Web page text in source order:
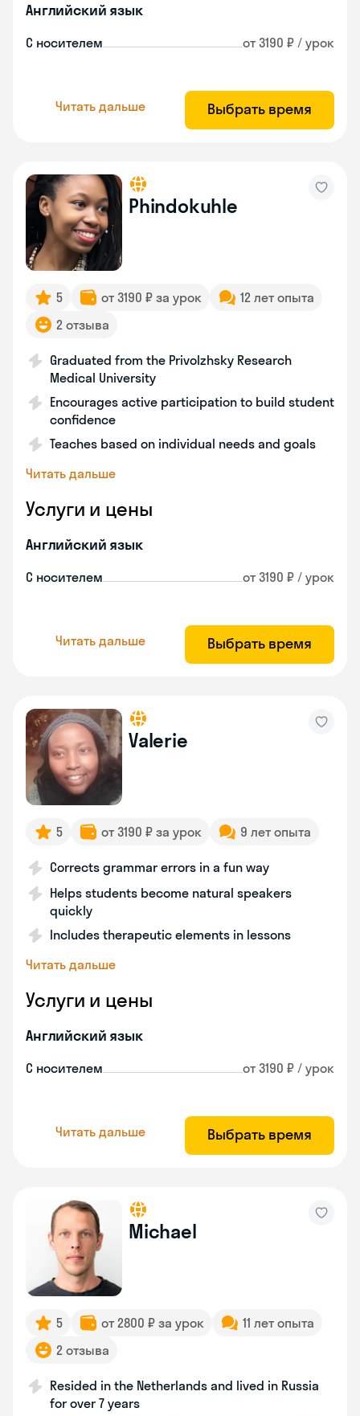
Английский язык
С носителем от 3190 ₽ / урок
Читать дальше Выбрать время
Phindokuhle
5 от 3190 ₽ за урок
12 лет опыта
2 отзыва
Graduated from the Privolzhsky Research
Medical University
Encourages active participation to build student
confidence
Teaches based on individual needs and goals
Читать дальше
Услуги и цены
Английский язык
С носителем от 3190 ₽ / урок
Читать дальше Выбрать время
Valerie
5 от 3190 ₽ за урок 9 лет опыта
Corrects grammar errors in a fun way
Helps students become natural speakers
quickly
Includes therapeutic elements in lessons
Читать дальше
Услуги и цены
Английский язык
С носителем от 3190 ₽ / урок
Читать дальше Выбрать время
Michael
5 от 2800 ₽ за урок
11 лет опыта
2 отзыва
Resided in the Netherlands and lived in Russia
for over 7 years